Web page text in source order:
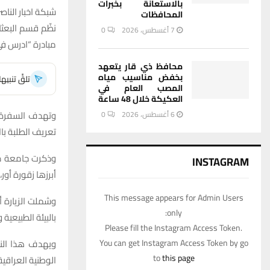
شبكة اخبار
مبادرة “ادرس
تلقَّ
وتهدف
تعريف الطلبة
وذكرت جامعة
أبرزها زقورة
وشملت الزيارة
بالبيئة
ويهدف هذا
الوطنية
بالاستعانة بخبرات
المحافظات
7 أغسطس، 2026 0
محافظ ذي قار يتعهد
بخفض مناسيب مياه
المصب العام في
العكيكة خلال 48 ساعة
6 أغسطس، 2026 0
INSTAGRAM
This message appears for Admin Users
only:
Please fill the Instagram Access Token.
You can get Instagram Access Token by go
tothis page